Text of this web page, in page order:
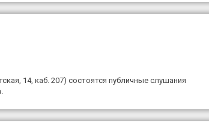
14, каб. 207) состоятся публичные слушания